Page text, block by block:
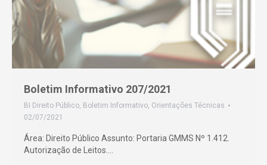
Boletim Informativo 207/2021
BI Direito Público, Boletim Informativo, Orientações Técnicas
02/07/2021
Área: Direito Público Assunto: Portaria GMMS Nº 1.412.
Autorização de Leitos.…